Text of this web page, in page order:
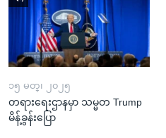
၁၅ မတ္၊ ၂၀၂၅
တရားရေးဌာနမှာ သမ္မတ Trump
မိန့်ခွန်းပြော